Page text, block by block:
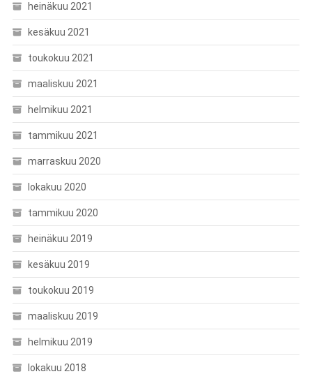
heinäkuu 2021
kesäkuu 2021
toukokuu 2021
maaliskuu 2021
helmikuu 2021
tammikuu 2021
marraskuu 2020
lokakuu 2020
tammikuu 2020
heinäkuu 2019
kesäkuu 2019
toukokuu 2019
maaliskuu 2019
helmikuu 2019
lokakuu 2018